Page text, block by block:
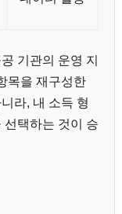
기관의 운영 지
목을 재구성한
라, 내 소득 형
선택하는 것이 승